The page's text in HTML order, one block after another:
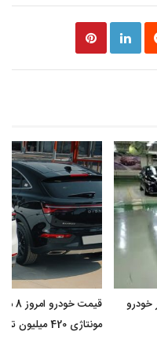
/ رکود بازار خودرو
مونتاژی 420 میلیون تومان گران شد؟ + جدول